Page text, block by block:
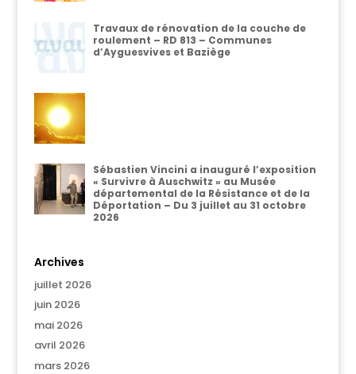
Travaux de rénovation de la couche de
roulement – RD 813 – Communes
d’Ayguesvives et Baziège
Sébastien Vincini a inauguré l’exposition
« Survivre à Auschwitz » au Musée
départemental de la Résistance et de la
Déportation – Du 3 juillet au 31 octobre
2026
Archives
juillet 2026
juin 2026
mai 2026
avril 2026
mars 2026